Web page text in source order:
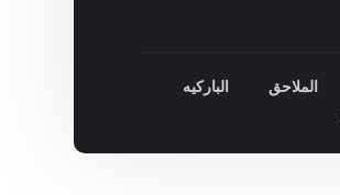
الملاحق
الباركيه